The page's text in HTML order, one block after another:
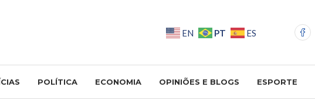
EN PT ES
POLÍTICA ECONOMIA OPINIÕES E BLOGS ESPORTE